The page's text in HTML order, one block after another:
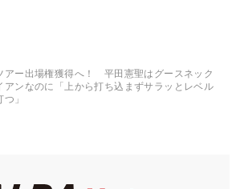
アー出場権獲得へ！ 平田憲聖はグースネック
アンなのに「上から打ち込まずサラッとレベル
つ」